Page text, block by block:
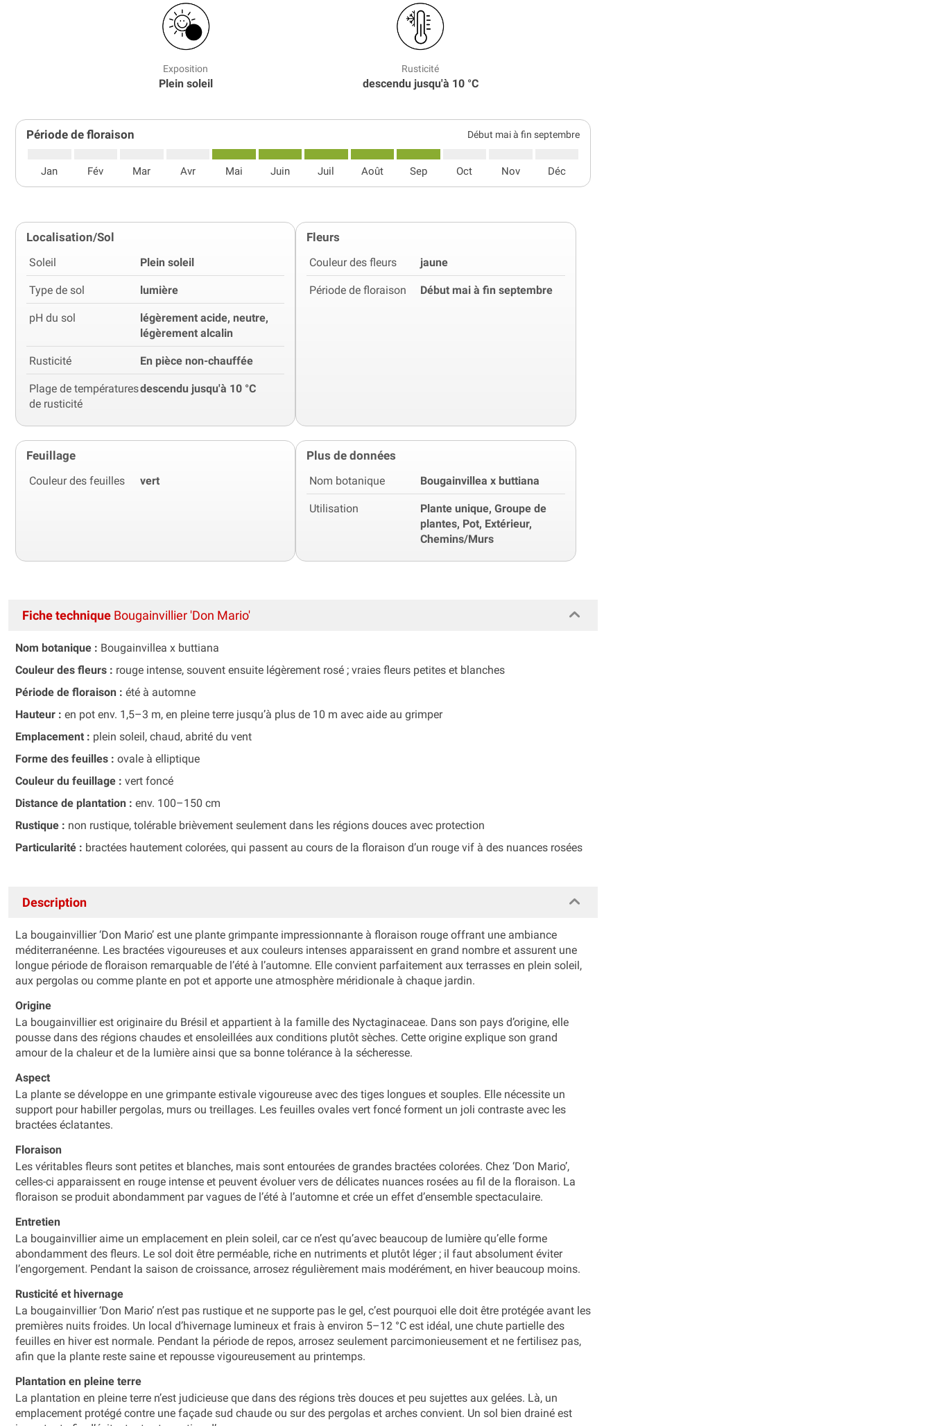
Exposition
Plein soleil
Rusticité
descendu jusqu'à 10 °C
Période de floraison Début mai à fin septembre
Jan Fév Mar Avr Mai Juin Juil Août Sep Oct Nov Déc
Localisation/Sol
Soleil Plein soleil
Type de sol lumière
pH du sol
légèrement acide, neutre,
légèrement alcalin
Rusticité En pièce non-chauffée
Plage de températures
de rusticité
descendu jusqu'à 10 °C
Fleurs
Couleur des fleurs jaune
Période de floraison Début mai à fin septembre
Feuillage
Couleur des feuilles vert
Plus de données
Nom botanique Bougainvillea x buttiana
Utilisation
Plante unique, Groupe de
plantes, Pot, Extérieur,
Chemins/Murs
Fiche technique Bougainvillier 'Don Mario'
Nom botanique : Bougainvillea x buttiana
Couleur des fleurs : rouge intense, souvent ensuite légèrement rosé ; vraies fleurs petites et blanches
Période de floraison : été à automne
Hauteur : en pot env. 1,5–3 m, en pleine terre jusqu’à plus de 10 m avec aide au grimper
Emplacement : plein soleil, chaud, abrité du vent
Forme des feuilles : ovale à elliptique
Couleur du feuillage : vert foncé
Distance de plantation : env. 100–150 cm
Rustique : non rustique, tolérable brièvement seulement dans les régions douces avec protection
Particularité : bractées hautement colorées, qui passent au cours de la floraison d’un rouge vif à des nuances rosées
Description
La bougainvillier ‘Don Mario’ est une plante grimpante impressionnante à floraison rouge offrant une ambiance
méditerranéenne. Les bractées vigoureuses et aux couleurs intenses apparaissent en grand nombre et assurent une
longue période de floraison remarquable de l’été à l’automne. Elle convient parfaitement aux terrasses en plein soleil,
aux pergolas ou comme plante en pot et apporte une atmosphère méridionale à chaque jardin.
Origine
La bougainvillier est originaire du Brésil et appartient à la famille des Nyctaginaceae. Dans son pays d’origine, elle
pousse dans des régions chaudes et ensoleillées aux conditions plutôt sèches. Cette origine explique son grand
amour de la chaleur et de la lumière ainsi que sa bonne tolérance à la sécheresse.
Aspect
La plante se développe en une grimpante estivale vigoureuse avec des tiges longues et souples. Elle nécessite un
support pour habiller pergolas, murs ou treillages. Les feuilles ovales vert foncé forment un joli contraste avec les
bractées éclatantes.
Floraison
Les véritables fleurs sont petites et blanches, mais sont entourées de grandes bractées colorées. Chez ‘Don Mario’,
celles-ci apparaissent en rouge intense et peuvent évoluer vers de délicates nuances rosées au fil de la floraison. La
floraison se produit abondamment par vagues de l’été à l’automne et crée un effet d’ensemble spectaculaire.
Entretien
La bougainvillier aime un emplacement en plein soleil, car ce n’est qu’avec beaucoup de lumière qu’elle forme
abondamment des fleurs. Le sol doit être perméable, riche en nutriments et plutôt léger ; il faut absolument éviter
l’engorgement. Pendant la saison de croissance, arrosez régulièrement mais modérément, en hiver beaucoup moins.
Rusticité et hivernage
La bougainvillier ‘Don Mario’ n’est pas rustique et ne supporte pas le gel, c’est pourquoi elle doit être protégée avant les
premières nuits froides. Un local d’hivernage lumineux et frais à environ 5–12 °C est idéal, une chute partielle des
feuilles en hiver est normale. Pendant la période de repos, arrosez seulement parcimonieusement et ne fertilisez pas,
afin que la plante reste saine et repousse vigoureusement au printemps.
Plantation en pleine terre
La plantation en pleine terre n’est judicieuse que dans des régions très douces et peu sujettes aux gelées. Là, un
emplacement protégé contre une façade sud chaude ou sur des pergolas et arches convient. Un sol bien drainé est